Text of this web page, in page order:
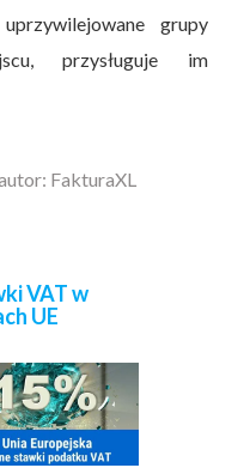
grupy
przysługuje im
FakturaXL
VAT w
UE